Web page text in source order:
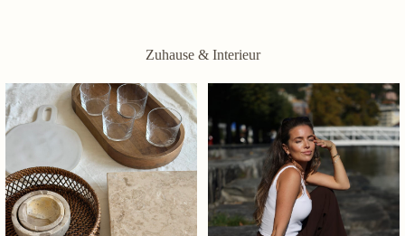
Zuhause & Interieur